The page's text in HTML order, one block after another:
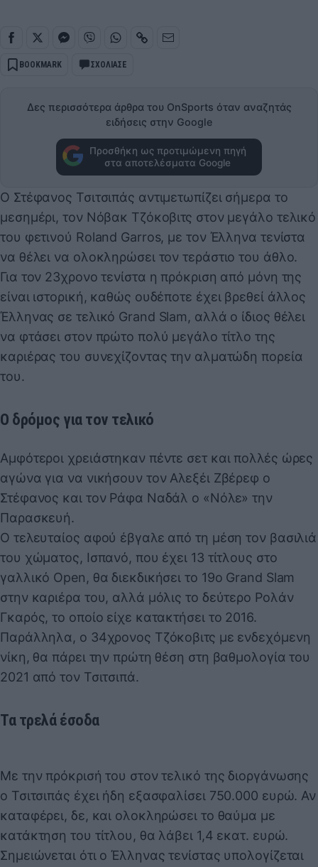
BOOKMARK ΣΧΟΛΙΑΣΕ
Δες περισσότερα άρθρα του OnSports όταν αναζητάς
ειδήσεις στην Google
Προσθήκη ως προτιμώμενη πηγή
στα αποτελέσματα Google
Ο Στέφανος Τσιτσιπάς αντιμετωπίζει σήμερα το
μεσημέρι, τον Νόβακ Τζόκοβιτς στον μεγάλο τελικό
του φετινού Roland Garros, με τον Έλληνα τενίστα
να θέλει να ολοκληρώσει τον τεράστιο του άθλο.
Για τον 23χρονο τενίστα η πρόκριση από μόνη της
είναι ιστορική, καθώς ουδέποτε έχει βρεθεί άλλος
Έλληνας σε τελικό Grand Slam, αλλά ο ίδιος θέλει
να φτάσει στον πρώτο πολύ μεγάλο τίτλο της
καριέρας του συνεχίζοντας την αλματώδη πορεία
του.
Ο δρόμος για τον τελικό
Αμφότεροι χρειάστηκαν πέντε σετ και πολλές ώρες
αγώνα για να νικήσουν τον Αλεξέι Ζβέρεφ ο
Στέφανος και τον Ράφα Ναδάλ ο «Νόλε» την
Παρασκευή.
Ο τελευταίος αφού έβγαλε από τη μέση τον βασιλιά
του χώματος, Ισπανό, που έχει 13 τίτλους στο
γαλλικό Open, θα διεκδικήσει το 19ο Grand Slam
στην καριέρα του, αλλά μόλις το δεύτερο Ρολάν
Γκαρός, το οποίο είχε κατακτήσει το 2016.
Παράλληλα, ο 34χρονος Τζόκοβιτς με ενδεχόμενη
νίκη, θα πάρει την πρώτη θέση στη βαθμολογία του
2021 από τον Τσιτσιπά.
Τα τρελά έσοδα
Με την πρόκρισή του στον τελικό της διοργάνωσης
ο Τσιτσιπάς έχει ήδη εξασφαλίσει 750.000 ευρώ. Αν
καταφέρει, δε, και ολοκληρώσει το θαύμα με
κατάκτηση του τίτλου, θα λάβει 1,4 εκατ. ευρώ.
Σημειώνεται ότι ο Έλληνας τενίστας υπολογίζεται